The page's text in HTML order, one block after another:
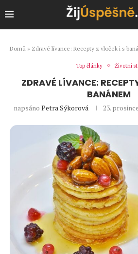
Domů » Zdravé lívance: Recepty z vloček i s
Top články Životní
ZDRAVÉ LÍVANCE:
BANÁNEM
napsáno Petra Sýkorová 23.